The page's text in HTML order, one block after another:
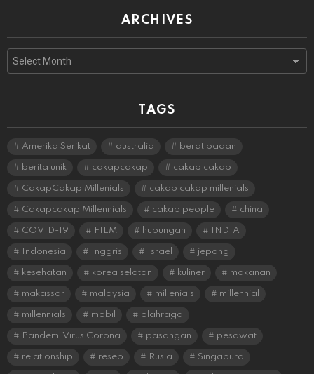
ARCHIVES
Archives
TAGS
Amerika Serikat australia berat badan
berita unik cakapcakap cakap cakap
CakapCakap Millenials cakap cakap millenials
Cakapcakap Millennials cakap people china
COVID-19 FILM hubungan INDIA
Indonesia Inggris Israel jepang
kesehatan korea selatan kuliner makanan
makassar malaysia millenials millennial
millennials mobil olahraga
Pandemi Virus Corona pasangan pesawat
relationship resep Rusia Singapura